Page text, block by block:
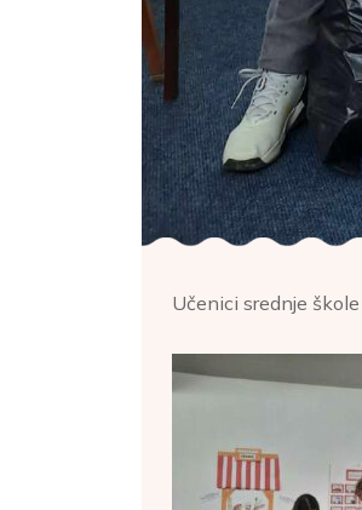
Učenici srednje